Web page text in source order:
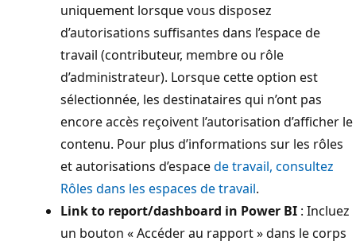
uniquement lorsque vous disposez
d’autorisations suffisantes dans l’espace de
travail (contributeur, membre ou rôle
d’administrateur). Lorsque cette option est
sélectionnée, les destinataires qui n’ont pas
encore accès reçoivent l’autorisation d’afficher le
contenu. Pour plus d’informations sur les rôles
et autorisations d’espacede travail, consultez
Rôles dans les espaces de travail.
Link to report/dashboard in Power BI : Incluez
un bouton « Accéder au rapport » dans le corps